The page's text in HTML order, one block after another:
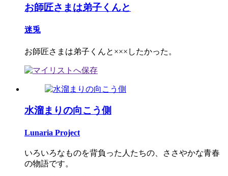
お師匠さまは弟子くんと
迷兎
お師匠さまは弟子くんと×××したかった。
水溜まりの向こう側
Lunaria Project
いろいろなものを背負った人たちの、ささやかな青春
の物語です。